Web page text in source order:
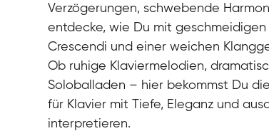
Verzögerungen, schwebende
entdecke, wie Du mit
Crescendi und einer weichen
Ob ruhige Klaviermelodien,
Soloballaden – hier bekommst Du
für Klavier mit Tiefe, Eleganz und
interpretieren.